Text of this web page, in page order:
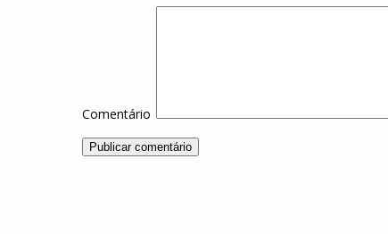
Comentário